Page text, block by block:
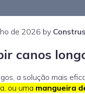
de 2026 by
canos
a solução mais
ou uma mangueira